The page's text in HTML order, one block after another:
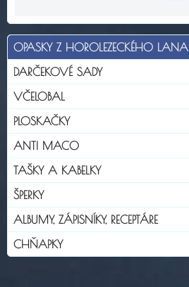
OPASKY Z HOROLEZECKÉHO LANA
DARČEKOVÉ SADY
VČELOBAL
PLOSKAČKY
ANTI MACO
TAŠKY A KABELKY
ŠPERKY
ALBUMY, ZÁPISNÍKY, RECEPTÁRE
CHŇAPKY